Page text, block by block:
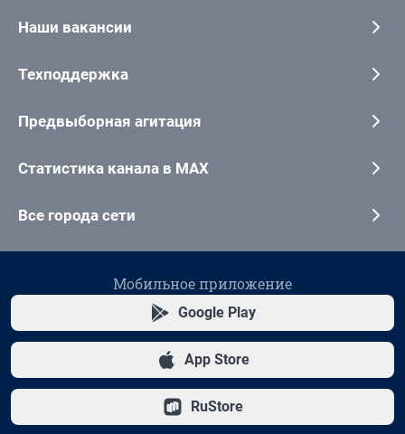
Наши вакансии
Техподдержка
Предвыборная агитация
Статистика канала в MAX
Все города сети
Мобильное приложение
Google Play
App Store
RuStore